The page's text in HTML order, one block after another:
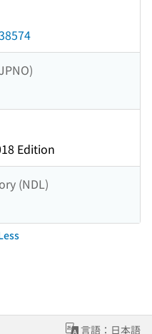
Edition
(NDL)
言語：日本語